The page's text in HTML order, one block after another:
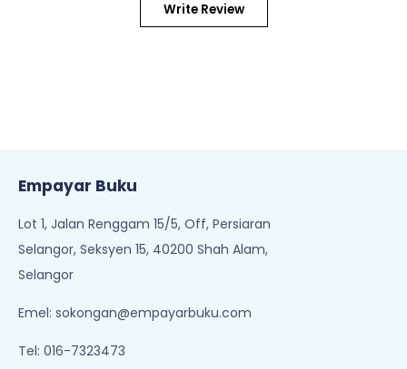
Write Review
Empayar Buku
Lot 1, Jalan Renggam 15/5, Off, Persiaran
Selangor, Seksyen 15, 40200 Shah Alam,
Selangor
Emel: sokongan@empayarbuku.com
Tel: 016-7323473